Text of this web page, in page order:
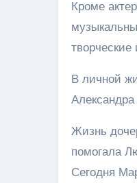
Кроме
творческие
В личной
Жизнь
помогала
Сегодня